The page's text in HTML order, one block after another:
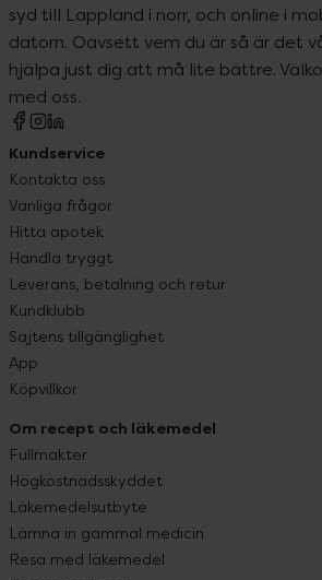
syd till Lappland i norr, och online i
datorn. Oavsett vem du är så är det
hjälpa just dig att må lite bättre.
med oss.
Kundservice
Kontakta oss
Vanliga frågor
Hitta apotek
Handla tryggt
Leverans, betalning och retur
Kundklubb
Sajtens tillgänglighet
App
Köpvillkor
Om recept och läkemedel
Fullmakter
Högkostnadsskyddet
Läkemedelsutbyte
Lämna in gammal medicin
Resa med läkemedel